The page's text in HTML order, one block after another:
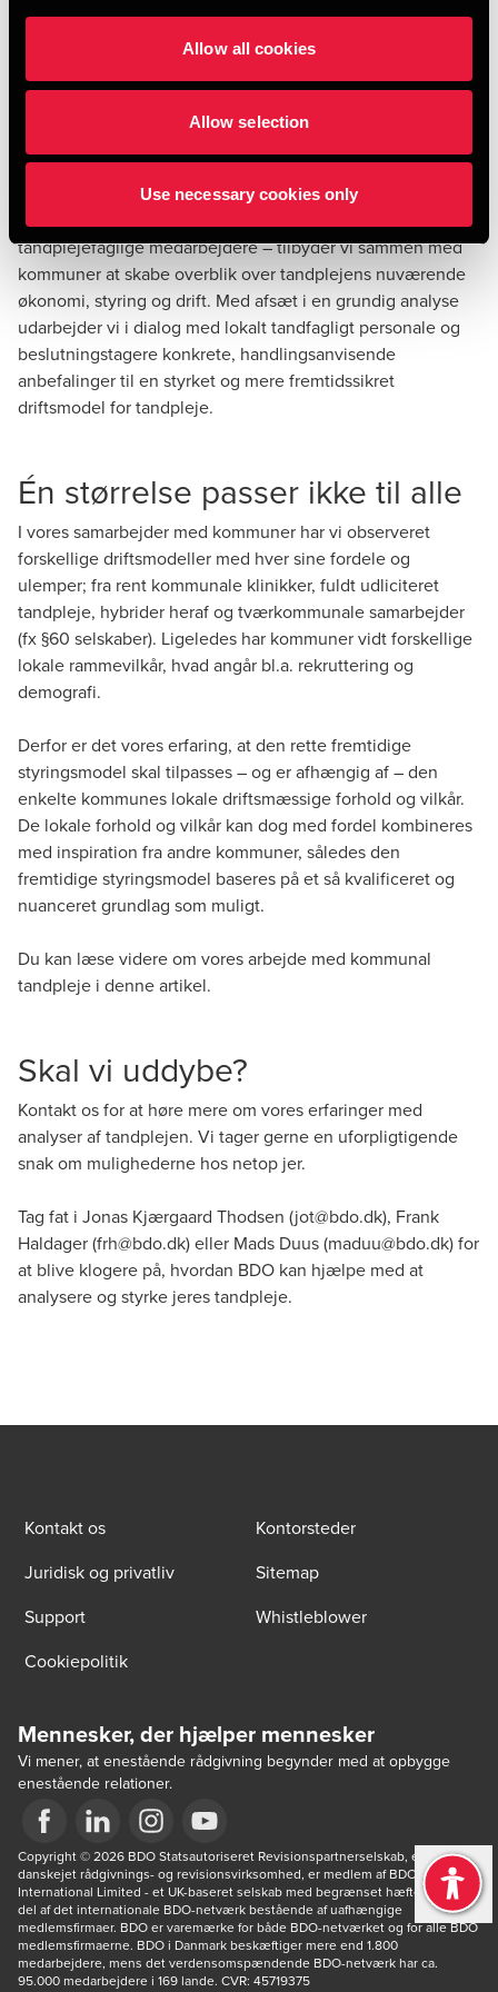
Allow all cookies
Allow selection
Use necessary cookies only
klinikker via rekruttering af tandlæger – men dette
forudsætter, at kommunen har mulighed for at rekruttere.
organisering og styring af tandplejen. I en involverende og
gennemsigtig analyseproces med kommunens økonomi-
og fagforvaltning – herunder med overtandlægen og
tandplejefaglige medarbejdere – tilbyder vi sammen med
kommuner at skabe overblik over tandplejens nuværende
økonomi, styring og drift. Med afsæt i en grundig analyse
udarbejder vi i dialog med lokalt tandfagligt personale og
beslutningstagere konkrete, handlingsanvisende
anbefalinger til en styrket og mere fremtidssikret
driftsmodel for tandpleje.
Én størrelse passer ikke til alle
I vores samarbejder med kommuner har vi observeret
forskellige driftsmodeller med hver sine fordele og
ulemper; fra rent kommunale klinikker, fuldt udliciteret
tandpleje, hybrider heraf og tværkommunale samarbejder
(fx §60 selskaber). Ligeledes har kommuner vidt forskellige
lokale rammevilkår, hvad angår bl.a. rekruttering og
demografi.
Derfor er det vores erfaring, at den rette fremtidige
styringsmodel skal tilpasses – og er afhængig af – den
enkelte kommunes lokale driftsmæssige forhold og vilkår.
De lokale forhold og vilkår kan dog med fordel kombineres
med inspiration fra andre kommuner, således den
fremtidige styringsmodel baseres på et så kvalificeret og
nuanceret grundlag som muligt.
Du kan læse videre om vores arbejde med kommunal
tandpleje i denne artikel.
Skal vi uddybe?
Kontakt os for at høre mere om vores erfaringer med
analyser af tandplejen. Vi tager gerne en uforpligtigende
snak om mulighederne hos netop jer.
Tag fat i Jonas Kjærgaard Thodsen (jot@bdo.dk), Frank
Haldager (frh@bdo.dk) eller Mads Duus (maduu@bdo.dk) for
at blive klogere på, hvordan BDO kan hjælpe med at
analysere og styrke jeres tandpleje.
Kontakt os
Kontorsteder
Juridisk og privatliv
Sitemap
Support
Whistleblower
Cookiepolitik
Mennesker, der hjælper mennesker
Vi mener, at enestående rådgivning begynder med at opbygge
enestående relationer.
Opens in a new window/tab
Opens in a new window/tab
Opens in a new window/tab
Opens in a new window/tab
Copyright © 2026 BDO Statsautoriseret Revisionspartnerselskab, en
danskejet rådgivnings- og revisionsvirksomhed, er medlem af BDO
International Limited - et UK-baseret selskab med begrænset hæftelse - og
del af det internationale BDO-netværk bestående af uafhængige
medlemsfirmaer. BDO er varemærke for både BDO-netværket og for alle BDO
medlemsfirmaerne. BDO i Danmark beskæftiger mere end 1.800
medarbejdere, mens det verdensomspændende BDO-netværk har ca.
95.000 medarbejdere i 169 lande. CVR: 45719375